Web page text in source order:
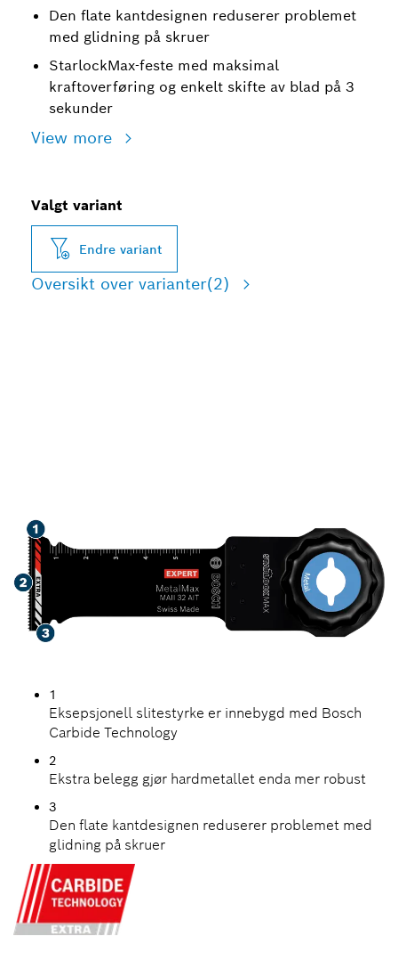
Den flate kantdesignen reduserer problemet
med glidning på skruer
StarlockMax-feste med maksimal
kraftoverføring og enkelt skifte av blad på 3
sekunder
View more
Valgt variant
Endre variant
Oversikt over varianter(2)
1
Eksepsjonell slitestyrke er innebygd med Bosch
Carbide Technology
2
Ekstra belegg gjør hardmetallet enda mer robust
3
Den flate kantdesignen reduserer problemet med
glidning på skruer